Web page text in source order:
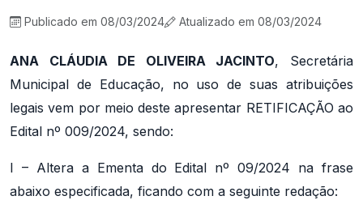
Publicado em 08/03/2024 Atualizado em 08/03/2024
ANA CLÁUDIA DE OLIVEIRA JACINTO, Secretária
Municipal de Educação, no uso de suas atribuições
legais vem por meio deste apresentar RETIFICAÇÃO ao
Edital nº 009/2024, sendo:
I – Altera a Ementa do Edital nº 09/2024 na frase
abaixo especificada, ficando com a seguinte redação: